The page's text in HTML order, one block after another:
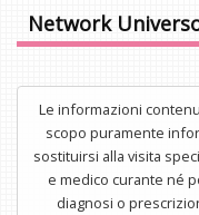
Network
Le informazioni
scopo puramente
sostituirsi alla visita
e medico curante né
diagnosi o